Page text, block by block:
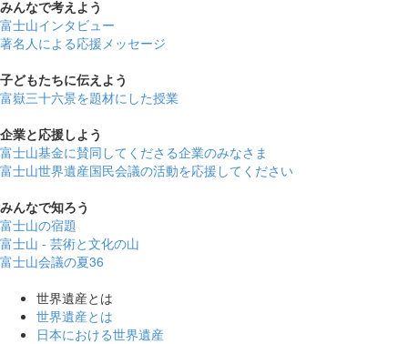
みんなで考えよう
富士山インタビュー
著名人による応援メッセージ
子どもたちに伝えよう
富嶽三十六景を題材にした授業
企業と応援しよう
富士山基金に賛同してくださる企業のみなさま
富士山世界遺産国民会議の活動を応援してください
みんなで知ろう
富士山の宿題
富士山 - 芸術と文化の山
富士山会議の夏36
世界遺産とは
世界遺産とは
日本における世界遺産